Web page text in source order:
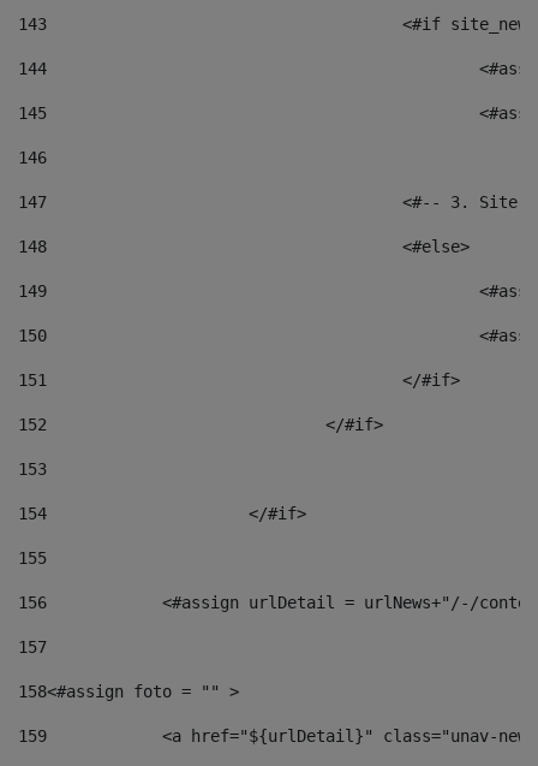
143
<#if
144
145
146
147
<#-- 3.
148
					<#else>
149
150
151
					</#if>
152
				</#if>
153
154
			</#if>
155
156
<#assign urlDetail = urlNews+"/-/
157
158<#assign foto = "" >
159
<a href="${urlDetail}" class="unav-